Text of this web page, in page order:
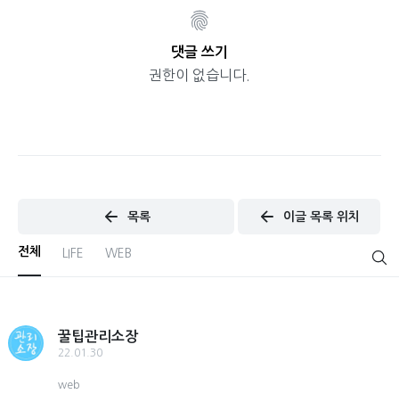
댓글 쓰기
권한이 없습니다.
목록 이글 목록 위치
전체 LIFE WEB
꿀팁관리소장
22.01.30
web